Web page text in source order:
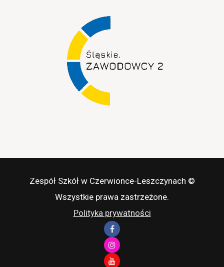
Zespół Szkół w Czerwionce-Leszczynach ©
Wszystkie prawa zastrzeżone.
Polityka prywatności